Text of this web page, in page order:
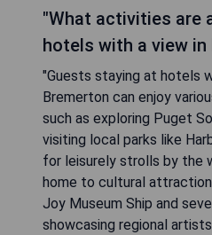
"What activities are
hotels with a view in
"Guests staying at hotels
Bremerton can enjoy
such as exploring Puget
visiting local parks like
for leisurely strolls by the
home to cultural
Joy Museum Ship and
showcasing regional